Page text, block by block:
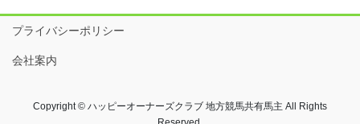
プライバシーポリシー
会社案内
Copyright © ハッピーオーナーズクラブ 地方競馬共有馬主 All Rights